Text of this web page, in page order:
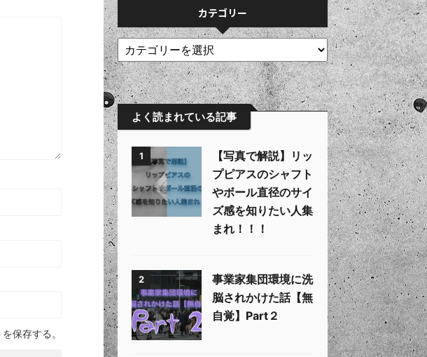
保存する。
カテゴリー
よく読まれている記事
1
【写真で解説】リッ
プピアスのシャフト
やボール直径のサイ
ズ感を知りたい人集
まれ！！！
2
事業家集団環境に洗
脳されかけた話【無
自覚】Part２